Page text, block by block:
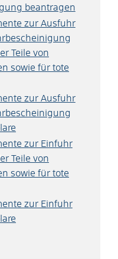
beantragen
zur Ausfuhr
Teile von
sowie für tote
zur Ausfuhr
zur Einfuhr
Teile von
sowie für tote
zur Einfuhr